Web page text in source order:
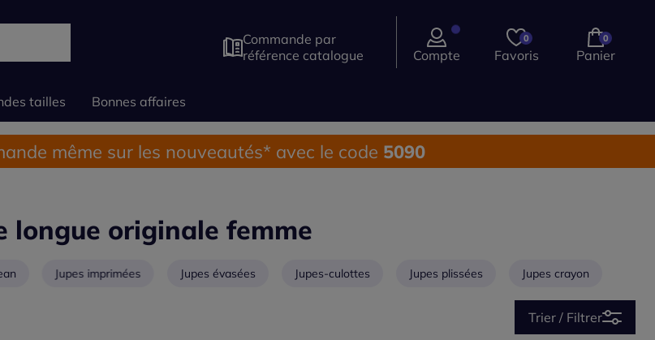
Commande par
référence catalogue
Compte
0
Favoris
0
Panier
tailles Bonnes affaires
même sur les nouveautés* avec le code 5090
longue originale femme
Jupes imprimées Jupes évasées Jupes-culottes Jupes plissées Jupes crayon
Trier / Filtrer